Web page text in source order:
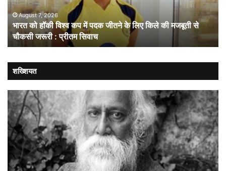
पदक
जीतने
के
लिए
किले
मजबूती
से
चौकसी
जरूरी
:
प्रीतम
सिवाच
August 7, 2026
भारत को हॉकी विश्व कप में पदक जीतने के लिए किले की मजबूती से
चौकसी जरूरी : प्रीतम सिवाच
शख्शियत